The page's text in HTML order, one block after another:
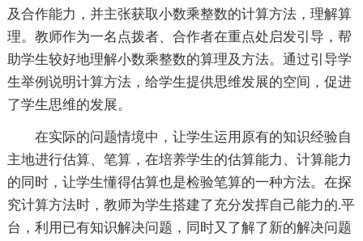
及合作能力，并主张获取小数乘整数的计算方法，理解算
理。教师作为一名点拨者、合作者在重点处启发引导，帮
助学生较好地理解小数乘整数的算理及方法。通过引导学
生举例说明计算方法，给学生提供思维发展的空间，促进
了学生思维的发展。
在实际的问题情境中，让学生运用原有的知识经验自
主地进行估算、笔算，在培养学生的估算能力、计算能力
的同时，让学生懂得估算也是检验笔算的一种方法。在探
究计算方法时，教师为学生搭建了充分发挥自己能力的.平
台，利用已有知识解决问题，同时又了解了新的解决问题